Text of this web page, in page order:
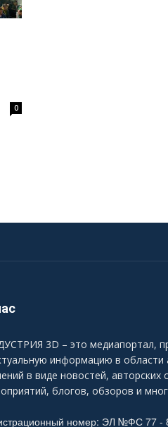
0
3D – это медиапортал,
информацию в области
в виде новостей, авторских
блогов, обзоров и
номер: ЭЛ №ФС 77 -